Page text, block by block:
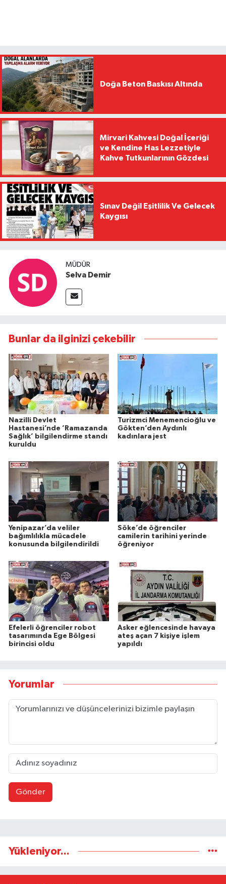
Doğa Beton Baskısı Altında
Mirvari Kahvesi Doğal İçeriği
ve Kendine Has Lezzetiyle
Kahve Tutkunlarının Gözdesi
Sınav Değil Eşitlilik Ve Gelecek
Kaygısı
MÜDÜR
Selva Demir
Bunlar da ilginizi çekebilir
Nazilli Devlet
Hastanesi’nde ’Ramazanda
Sağlık’ bilgilendirme standı
kuruldu
Turizmci Menemencioğlu ve
Gökten’den Aydınlı
kadınlara jest
Yenipazar’da veliler
bağımlılıkla mücadele
konusunda bilgilendirildi
Söke’de öğrenciler
camilerin tarihini yerinde
öğreniyor
Efelerli öğrenciler robot
tasarımında Ege Bölgesi
birincisi oldu
Asker eğlencesinde havaya
ateş açan 7 kişiye işlem
yapıldı
Yorumlar
Gönder
Yükleniyor...